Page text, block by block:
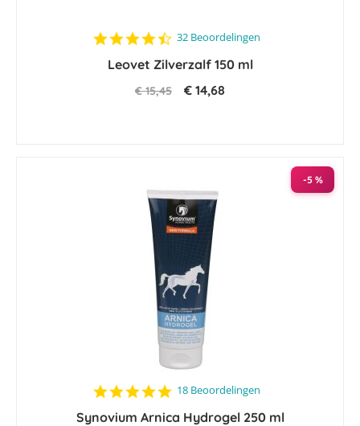
4.7
rating
32 Beoordelingen
Leovet Zilverzalf 150 ml
€ 15,45 € 14,68
-5 %
4.8
rating
18 Beoordelingen
Synovium Arnica Hydrogel 250 ml